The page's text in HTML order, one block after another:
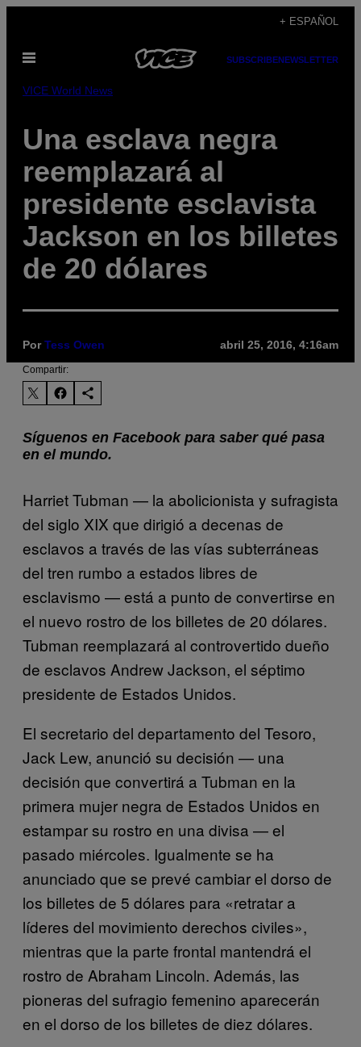
contenido
+ ESPAÑOL
Abrir
SUBSCRIBENEWSLETTER
VICE World News
Una esclava negra
reemplazará al
presidente esclavista
Jackson en los billetes
de 20 dólares
PorTess Owen abril 25, 2016, 4:16am
Compartir:
Síguenos en Facebook para saber qué pasa
en el mundo.
Harriet Tubman — la abolicionista y sufragista
del siglo XIX que dirigió a decenas de
esclavos a través de las vías subterráneas
del tren rumbo a estados libres de
esclavismo — está a punto de convertirse en
el nuevo rostro de los billetes de 20 dólares.
Tubman reemplazará al controvertido dueño
de esclavos Andrew Jackson, el séptimo
presidente de Estados Unidos.
El secretario del departamento del Tesoro,
Jack Lew, anunció su decisión — una
decisión que convertirá a Tubman en la
primera mujer negra de Estados Unidos en
estampar su rostro en una divisa — el
pasado miércoles. Igualmente se ha
anunciado que se prevé cambiar el dorso de
los billetes de 5 dólares para «retratar a
líderes del movimiento derechos civiles»,
mientras que la parte frontal mantendrá el
rostro de Abraham Lincoln. Además, las
pioneras del sufragio femenino aparecerán
en el dorso de los billetes de diez dólares.